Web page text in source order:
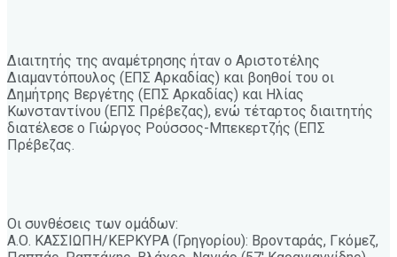
Διαιτητής της αναμέτρησης ήταν ο Αριστοτέλης
Διαμαντόπουλος (ΕΠΣ Αρκαδίας) και βοηθοί του οι
Δημήτρης Βεργέτης (ΕΠΣ Αρκαδίας) και Ηλίας
Κωνσταντίνου (ΕΠΣ Πρέβεζας), ενώ τέταρτος διαιτητής
διατέλεσε ο Γιώργος Ρούσσος-Μπεκερτζής (ΕΠΣ
Πρέβεζας.
Οι συνθέσεις των ομάδων:
Α.Ο. ΚΑΣΣΙΩΠΗ/ΚΕΡΚΥΡΑ (Γρηγορίου): Βρονταράς, Γκόμεζ,